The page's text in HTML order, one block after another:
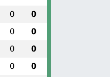
0 0
0 0
0 0
0 0